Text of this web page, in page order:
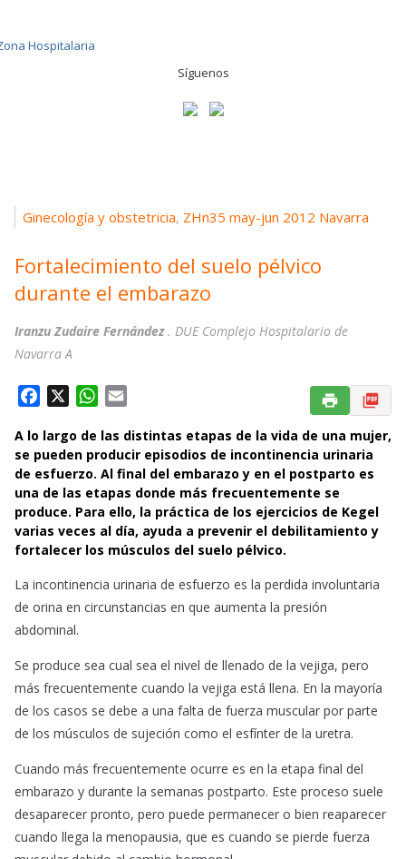
Síguenos
Ginecología y obstetricia, ZHn35 may-jun 2012 Navarra
Fortalecimiento del suelo pélvico
durante el embarazo
Iranzu Zudaire Fernández. DUE Complejo Hospitalario de
Navarra A
c
e
b
o
o
k
W
a
t
s
A
p
p
a
i
l
A lo largo de las distintas etapas de la vida de una mujer,
se pueden producir episodios de incontinencia urinaria
de esfuerzo. Al final del embarazo y en el postparto es
una de las etapas donde más frecuentemente se
produce. Para ello, la práctica de los ejercicios de Kegel
varias veces al día, ayuda a prevenir el debilitamiento y
fortalecer los músculos del suelo pélvico.
La incontinencia urinaria de esfuerzo es la perdida involuntaria
de orina en circunstancias en que aumenta la presión
abdominal.
Se produce sea cual sea el nivel de llenado de la vejiga, pero
más frecuentemente cuando la vejiga está llena. En la mayoría
de los casos se debe a una falta de fuerza muscular por parte
de los músculos de sujeción como el esfínter de la uretra.
Cuando más frecuentemente ocurre es en la etapa final del
embarazo y durante la semanas postparto. Este proceso suele
desaparecer pronto, pero puede permanecer o bien reaparecer
cuando llega la menopausia, que es cuando se pierde fuerza